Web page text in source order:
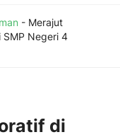
- Merajut
SMP Negeri 4
di